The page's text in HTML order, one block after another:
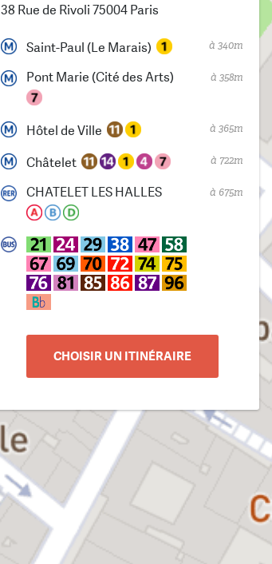
38 Rue de Rivoli 75004 Paris
Saint-Paul (Le Marais) à 340m
Pont Marie (Cité des Arts) à 358m
Hôtel de Ville à 365m
Châtelet à 722m
CHATELET LES HALLES à 675m
CHOISIR UN ITINÉRAIRE